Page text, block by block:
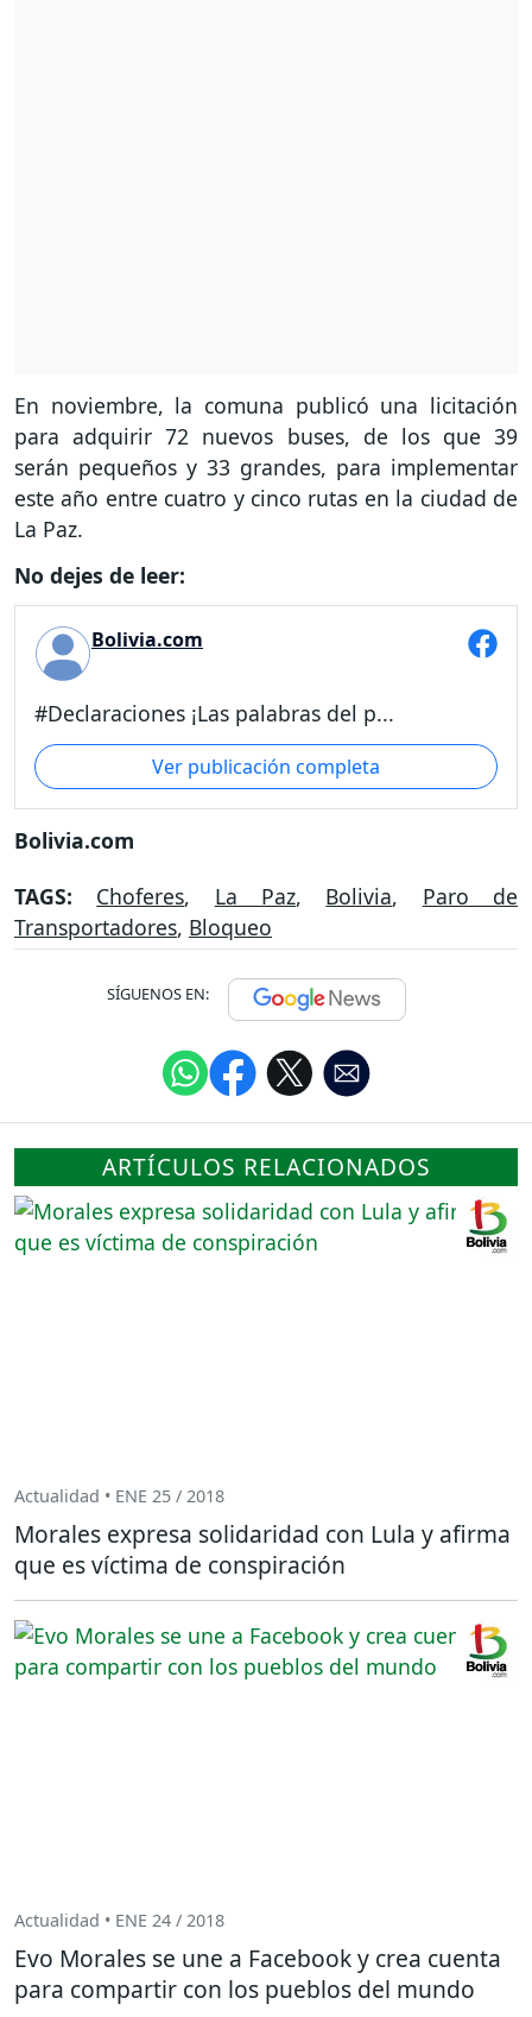
En noviembre, la comuna publicó una licitación
para adquirir 72 nuevos buses, de los que 39
serán pequeños y 33 grandes, para implementar
este año entre cuatro y cinco rutas en la ciudad de
La Paz.
No dejes de leer:
Bolivia.com
#Declaraciones ¡Las palabras del p...
Ver publicación completa
Bolivia.com
TAGS: Choferes, La Paz, Bolivia, Paro de
Transportadores, Bloqueo
SÍGUENOS EN:
ARTÍCULOS RELACIONADOS
Actualidad • ENE 25 / 2018
Morales expresa solidaridad con Lula y afirma
que es víctima de conspiración
Actualidad • ENE 24 / 2018
Evo Morales se une a Facebook y crea cuenta
para compartir con los pueblos del mundo